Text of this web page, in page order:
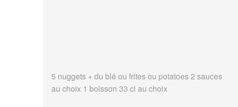
5 nuggets + du blé ou frites ou potatoes 2 sauces
au choix 1 boisson 33 cl au choix